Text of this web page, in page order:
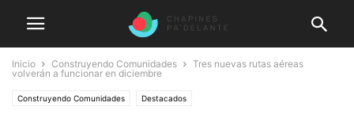
Inicio Construyendo Comunidades
Tres nuevas rutas aéreas
volverán a funcionar en diciembre
Construyendo Comunidades Destacados